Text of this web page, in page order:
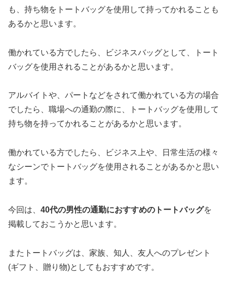
も、持ち物をトートバッグを使用して持ってかれることも
あるかと思います。
働かれている方でしたら、ビジネスバッグとして、トート
バッグを使用されることがあるかと思います。
アルバイトや、パートなどをされて働かれている方の場合
でしたら、職場への通勤の際に、トートバッグを使用して
持ち物を持ってかれることがあるかと思います。
働かれている方でしたら、ビジネス上や、日常生活の様々
なシーンでトートバッグを使用されることがあるかと思い
ます。
今回は、 40代の男性の通勤におすすめのトートバッグを
掲載しておこうかと思います。
またトートバッグは、家族、知人、友人へのプレゼント
(ギフト、贈り物)としてもおすすめです。